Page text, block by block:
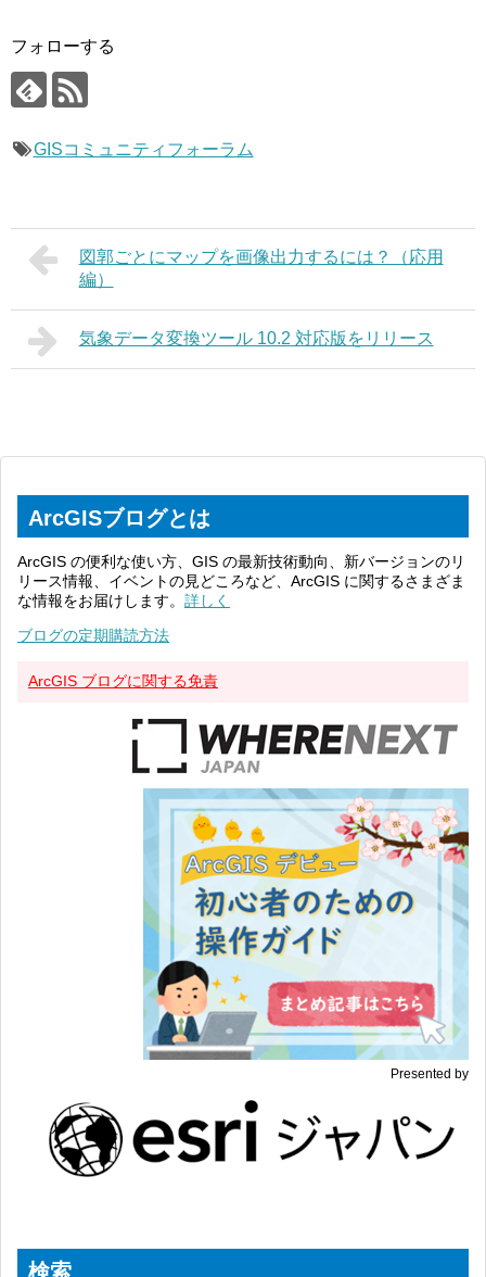
フォローする
GISコミュニティフォーラム
図郭ごとにマップを画像出力するには？（応用
編）
気象データ変換ツール 10.2 対応版をリリース
ArcGISブログとは
ArcGIS の便利な使い方、GIS の最新技術動向、新バージョンのリ
リース情報、イベントの見どころなど、ArcGIS に関するさまざま
な情報をお届けします。 詳しく
ブログの定期購読方法
ArcGIS ブログに関する免責
Presented by
検索